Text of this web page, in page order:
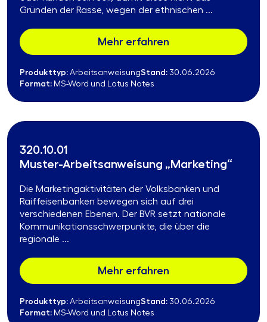
Gründen der Rasse, wegen der ethnischen ...
Mehr erfahren
Produkttyp: ArbeitsanweisungStand: 30.06.2026
Format: MS-Word und Lotus Notes
320.10.01
Muster-Arbeitsanweisung „Marketing“
Die Marketingaktivitäten der Volksbanken und
Raiffeisenbanken bewegen sich auf drei
verschiedenen Ebenen. Der BVR setzt nationale
Kommunikationsschwerpunkte, die über die
regionale ...
Mehr erfahren
Produkttyp: ArbeitsanweisungStand: 30.06.2026
Format: MS-Word und Lotus Notes